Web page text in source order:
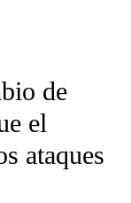
TO RECEIVE
de
el
ataques